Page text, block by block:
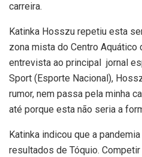
carreira.
Katinka Hosszu repetiu esta
zona mista do Centro Aquático
entrevista ao principal jornal
Sport (Esporte Nacional),
rumor, nem passa pela minha
até porque esta não seria a
Katinka indicou que a
resultados de Tóquio.